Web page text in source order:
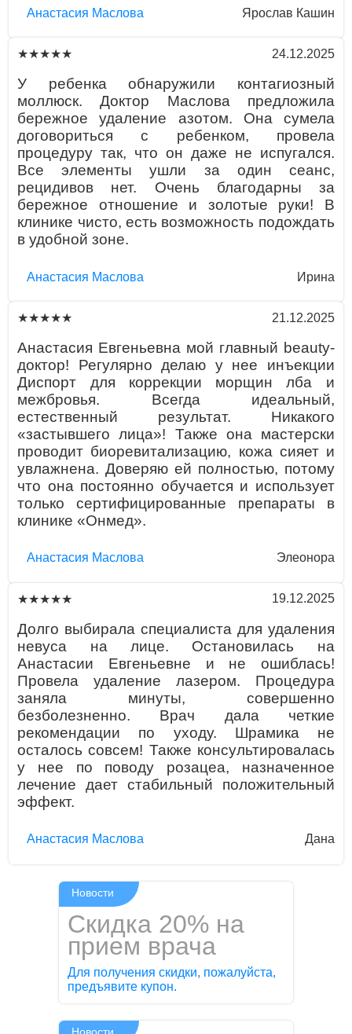
Aнaстaсия Маслова Ярослав Кашин
★★★★★ 24.12.2025
У ребенка обнаружили контагиозный
моллюск. Доктор Маслова предложила
бережное удаление азотом. Она сумела
договориться с ребенком, провела
процедуру так, что он даже не испугался.
Все элементы ушли за один сеанс,
рецидивов нет. Очень благодарны за
бережное отношение и золотые руки! В
клинике чисто, есть возможность подождать
в удобной зоне.
Aнaстaсия Маслова Ирина
★★★★★ 21.12.2025
Анастасия Евгеньевна мой главный beauty-
доктор! Регулярно делаю у нее инъекции
Диспорт для коррекции морщин лба и
межбровья. Всегда идеальный,
естественный результат. Никакого
«застывшего лица»! Также она мастерски
проводит биоревитализацию, кожа сияет и
увлажнена. Доверяю ей полностью, потому
что она постоянно обучается и использует
только сертифицированные препараты в
клинике «Онмед».
Aнaстaсия Маслова Элеонора
★★★★★ 19.12.2025
Долго выбирала специалиста для удаления
невуса на лице. Остановилась на
Анастасии Евгеньевне и не ошиблась!
Провела удаление лазером. Процедура
заняла минуты, совершенно
безболезненно. Врач дала четкие
рекомендации по уходу. Шрамика не
осталось совсем! Также консультировалась
у нее по поводу розацеа, назначенное
лечение дает стабильный положительный
эффект.
Aнaстaсия Маслова Дана
Скидка 20% на
прием врача
Для получения скидки, пожалуйста,
предъявите купон.
Новости